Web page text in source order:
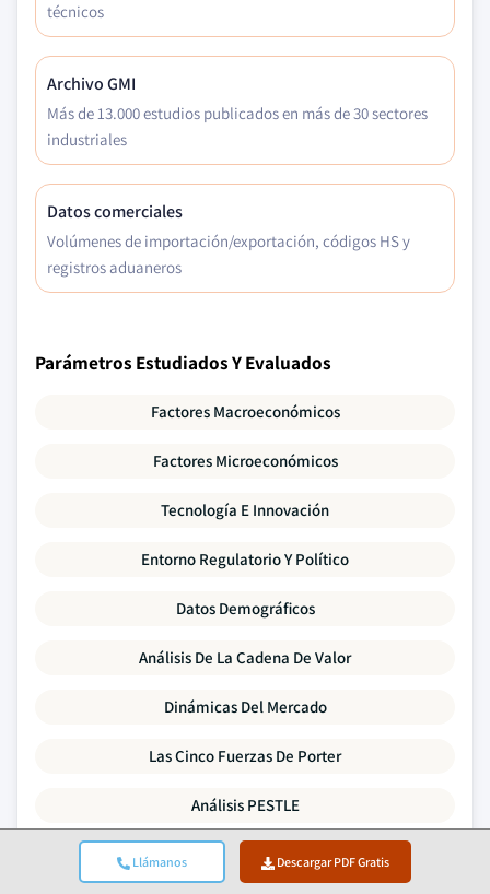
Llámanos Descargar PDF Gratis
técnicos
Archivo GMI
Más de 13.000 estudios publicados en más de 30 sectores
industriales
Datos comerciales
Volúmenes de importación/exportación, códigos HS y
registros aduaneros
Parámetros Estudiados Y Evaluados
Factores Macroeconómicos
Factores Microeconómicos
Tecnología E Innovación
Entorno Regulatorio Y Político
Datos Demográficos
Análisis De La Cadena De Valor
Dinámicas Del Mercado
Las Cinco Fuerzas De Porter
Análisis PESTLE
Benchmarking Competitivo